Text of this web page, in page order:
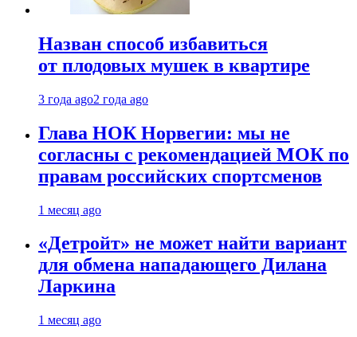
Назван способ избавиться
от плодовых мушек в квартире
3 года ago2 года ago
Глава НОК Норвегии: мы не
согласны с рекомендацией МОК по
правам российских спортсменов
1 месяц ago
«Детройт» не может найти вариант
для обмена нападающего Дилана
Ларкина
1 месяц ago